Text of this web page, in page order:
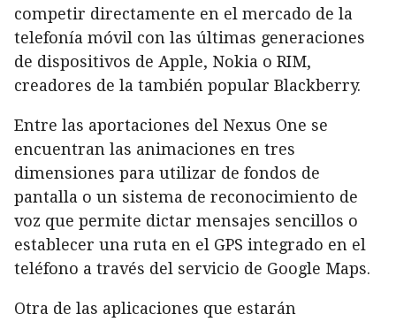
competir directamente en el mercado de la
telefonía móvil con las últimas generaciones
de dispositivos de Apple, Nokia o RIM,
creadores de la también popular Blackberry.
Entre las aportaciones del Nexus One se
encuentran las animaciones en tres
dimensiones para utilizar de fondos de
pantalla o un sistema de reconocimiento de
voz que permite dictar mensajes sencillos o
establecer una ruta en el GPS integrado en el
teléfono a través del servicio de Google Maps.
Otra de las aplicaciones que estarán